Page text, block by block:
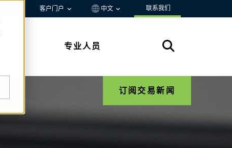
客户门户 中文 联系我们
专业人员
订阅交易新闻